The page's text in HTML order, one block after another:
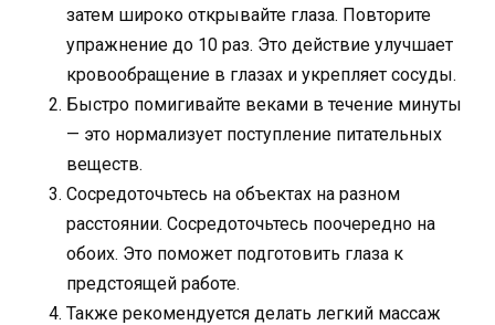
затем широко открывайте глаза. Повторите
упражнение до 10 раз. Это действие улучшает
кровообращение в глазах и укрепляет сосуды.
Быстро помигивайте веками в течение минуты
— это нормализует поступление питательных
веществ.
Сосредоточьтесь на объектах на разном
расстоянии. Сосредоточьтесь поочередно на
обоих. Это поможет подготовить глаза к
предстоящей работе.
Также рекомендуется делать легкий массаж